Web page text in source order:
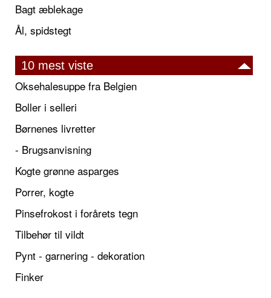
Bagt æblekage
Ål, spidstegt
10 mest viste
Oksehalesuppe fra Belgien
Boller i selleri
Børnenes livretter
- Brugsanvisning
Kogte grønne asparges
Porrer, kogte
Pinsefrokost i forårets tegn
Tilbehør til vildt
Pynt - garnering - dekoration
Finker